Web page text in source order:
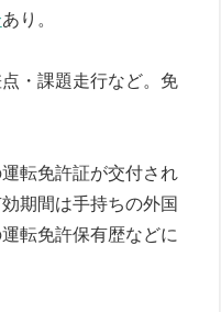
習について
あり。
・課題走行など。免
転免許証が交付され
期間は手持ちの外国
転免許保有歴などに